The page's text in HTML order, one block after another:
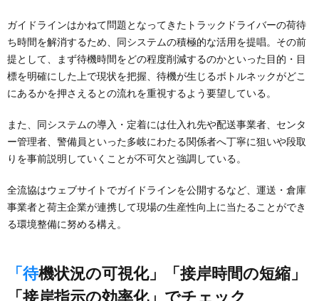
ガイドラインはかねて問題となってきたトラックドライバーの荷待
ち時間を解消するため、同システムの積極的な活用を提唱。その前
提として、まず待機時間をどの程度削減するのかといった目的・目
標を明確にした上で現状を把握、待機が生じるボトルネックがどこ
にあるかを押さえるとの流れを重視するよう要望している。
また、同システムの導入・定着には仕入れ先や配送事業者、センタ
ー管理者、警備員といった多岐にわたる関係者へ丁寧に狙いや段取
りを事前説明していくことが不可欠と強調している。
全流協はウェブサイトでガイドラインを公開するなど、運送・倉庫
事業者と荷主企業が連携して現場の生産性向上に当たることができ
る環境整備に努める構え。
「待機状況の可視化」「接岸時間の短縮」
「接岸指示の効率化」でチェック